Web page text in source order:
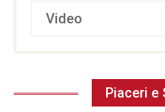
Video
Piaceri e